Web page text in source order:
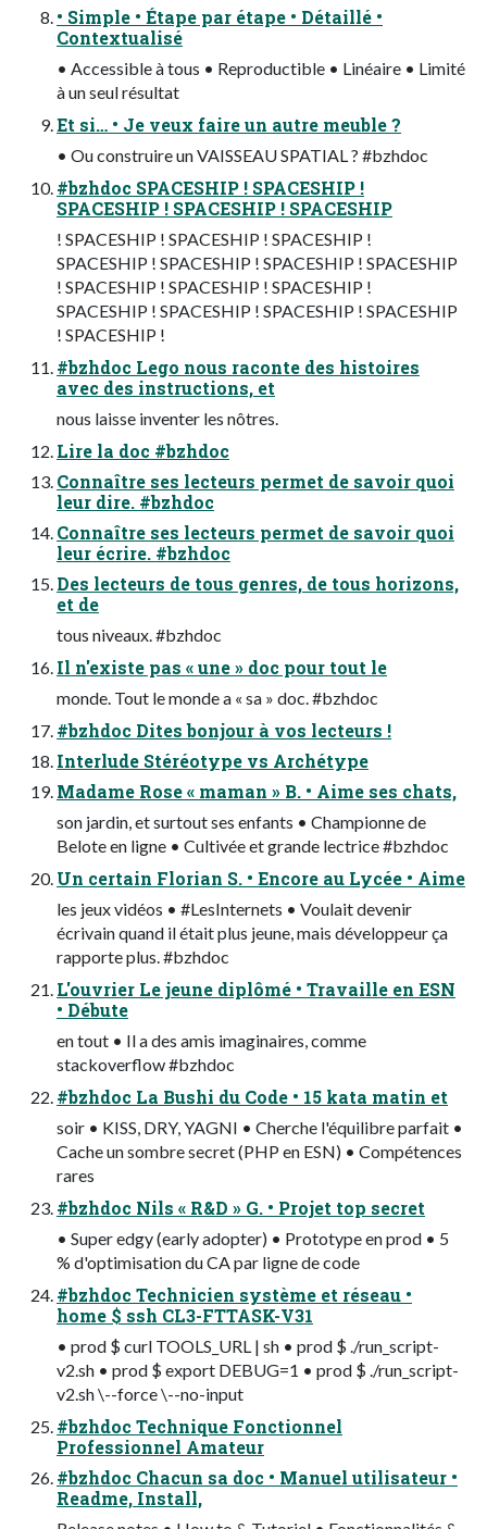
• Simple • Étape par étape • Détaillé •
Contextualisé
• Accessible à tous • Reproductible • Linéaire • Limité
à un seul résultat
Et si… • Je veux faire un autre meuble ?
• Ou construire un VAISSEAU SPATIAL ? #bzhdoc
#bzhdoc SPACESHIP ! SPACESHIP !
SPACESHIP ! SPACESHIP ! SPACESHIP
! SPACESHIP ! SPACESHIP ! SPACESHIP !
SPACESHIP ! SPACESHIP ! SPACESHIP ! SPACESHIP
! SPACESHIP ! SPACESHIP ! SPACESHIP !
SPACESHIP ! SPACESHIP ! SPACESHIP ! SPACESHIP
! SPACESHIP !
#bzhdoc Lego nous raconte des histoires
avec des instructions, et
nous laisse inventer les nôtres.
Lire la doc #bzhdoc
Connaître ses lecteurs permet de savoir quoi
leur dire. #bzhdoc
Connaître ses lecteurs permet de savoir quoi
leur écrire. #bzhdoc
Des lecteurs de tous genres, de tous horizons,
et de
tous niveaux. #bzhdoc
Il n'existe pas « une » doc pour tout le
monde. Tout le monde a « sa » doc. #bzhdoc
#bzhdoc Dites bonjour à vos lecteurs !
Interlude Stéréotype vs Archétype
Madame Rose « maman » B. • Aime ses chats,
son jardin, et surtout ses enfants • Championne de
Belote en ligne • Cultivée et grande lectrice #bzhdoc
Un certain Florian S. • Encore au Lycée • Aime
les jeux vidéos • #LesInternets • Voulait devenir
écrivain quand il était plus jeune, mais développeur ça
rapporte plus. #bzhdoc
L'ouvrier Le jeune diplômé • Travaille en ESN
• Débute
en tout • Il a des amis imaginaires, comme
stackoverflow #bzhdoc
#bzhdoc La Bushi du Code • 15 kata matin et
soir • KISS, DRY, YAGNI • Cherche l'équilibre parfait •
Cache un sombre secret (PHP en ESN) • Compétences
rares
#bzhdoc Nils « R&D » G. • Projet top secret
• Super edgy (early adopter) • Prototype en prod • 5
% d'optimisation du CA par ligne de code
#bzhdoc Technicien système et réseau •
home $ ssh CL3-FTTASK-V31
• prod $ curl TOOLS_URL | sh • prod $ ./run_script-
v2.sh • prod $ export DEBUG=1 • prod $ ./run_script-
v2.sh \--force \--no-input
#bzhdoc Technique Fonctionnel
Professionnel Amateur
#bzhdoc Chacun sa doc • Manuel utilisateur •
Readme, Install,